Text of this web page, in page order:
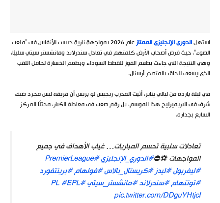
استهلالدوري الإنجليزي الممتاز
عام 2026 بمواجهة نارية حبست الأنفاس في “ملعب
الضوء”، حيث فرض أصحاب الأرض كلمتهم في تعادل سندرلاند ومانشستر سيتي سلبيًا،
وهي النتيجة التي جاءت بطعم الفوز للقطط السوداء وبطعم الخسارة لحامل اللقب
الذي يسعى للحاق بالمتصدر أرسنال.
في ليلة باردة من ليالي يناير، أثبت المدرب ريجيس لو بريس أن فريقه ليس مجرد ضيف
شرف في البريميرليج هذا الموسم، بل رقم صعب في معادلة الكبار، محتلًا المركز
السابع بجداره.
تعادلات سلبية تحسم المباريات… غياب الأهداف في جميع
المواجهات ⚽️⛔#الدوري_الإنجليزي#PremierLeague
#ليفربول#ليدز#كريستال_بالاس#فولهام#برينتفورد
#توتنهام#سندرلاند#مانشستر_سيتي#PL
#EPL
pic.twitter.com/DDguYHtjcI